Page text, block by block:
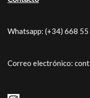
Whatsapp: (+34) 668 55
Correo electrónico: